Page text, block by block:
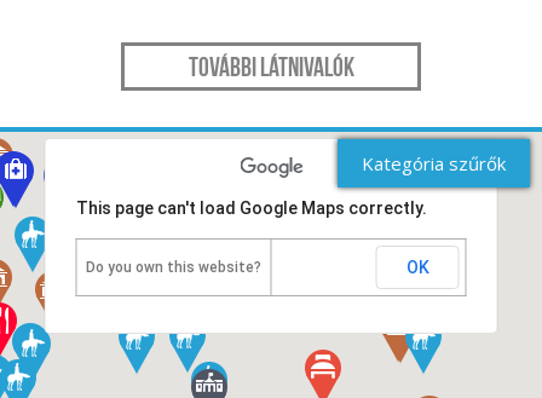
További látnivalók
This page can't load Google Maps correctly.
Do you own this website? OK
Kategória szűrők